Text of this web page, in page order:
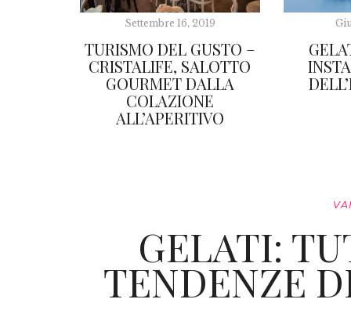
Settembre 16, 2019
TURISMO DEL GUSTO –
CRISTALIFE, SALOTTO
GOURMET DALLA
COLAZIONE
ALL’APERITIVO
GELATI:
TENDENZE